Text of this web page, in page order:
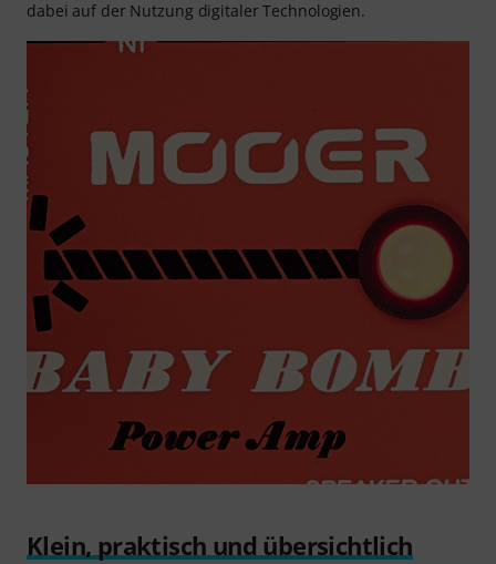
dabei auf der Nutzung digitaler Technologien.
Klein, praktisch und übersichtlich